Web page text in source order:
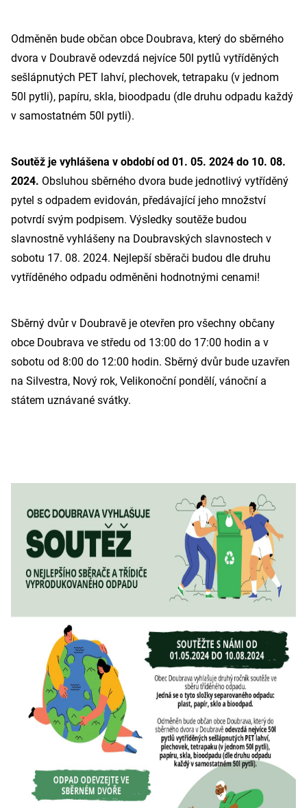
Odměněn bude občan obce Doubrava, který do sběrného
dvora v Doubravě odevzdá nejvíce 50l pytlů vytříděných
sešlápnutých PET lahví, plechovek, tetrapaku (v jednom
50l pytli), papíru, skla, bioodpadu (dle druhu odpadu každý
v samostatném 50l pytli).
Soutěž je vyhlášena v období od 01. 05. 2024 do 10. 08.
2024. Obsluhou sběrného dvora bude jednotlivý vytříděný
pytel s odpadem evidován, předávající jeho množství
potvrdí svým podpisem. Výsledky soutěže budou
slavnostně vyhlášeny na Doubravských slavnostech v
sobotu 17. 08. 2024. Nejlepší sběrači budou dle druhu
vytříděného odpadu odměněni hodnotnými cenami!
Sběrný dvůr v Doubravě je otevřen pro všechny občany
obce Doubrava ve středu od 13:00 do 17:00 hodin a v
sobotu od 8:00 do 12:00 hodin. Sběrný dvůr bude uzavřen
na Silvestra, Nový rok, Velikonoční pondělí, vánoční a
státem uznávané svátky.